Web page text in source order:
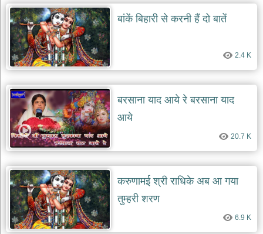
देश
भक्ति
भजन
patriotic
bhajans
खाटू
श्याम
भजन
khatu
shaym
bhajans
रानी
सती
दादी
भजन
rani
sati
dadi
bhajans
बांकें बिहारी से करनी हैं दो बातें
2.4 K
बरसाना याद आये रे बरसाना याद
आये
20.7 K
करुणामई श्री राधिके अब आ गया
तुम्हरी शरण
6.9 K